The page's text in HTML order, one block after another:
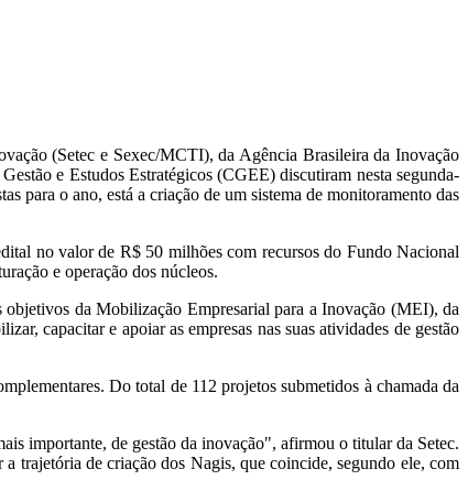
(Setec e Sexec/MCTI), da Agência Brasileira da Inovação
e Estudos Estratégicos (CGEE) discutiram nesta segunda-
para o ano, está a criação de um sistema de monitoramento das
no valor de R$ 50 milhões com recursos do Fundo Nacional
e operação dos núcleos.
da Mobilização Empresarial para a Inovação (MEI), da
capacitar e apoiar as empresas nas suas atividades de gestão
Do total de 112 projetos submetidos à chamada da
importante, de gestão da inovação", afirmou o titular da Setec.
trajetória de criação dos Nagis, que coincide, segundo ele, com